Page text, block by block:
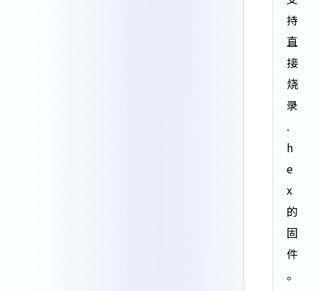
持
直
接
烧
录
.
h
e
x
的
固
件
。